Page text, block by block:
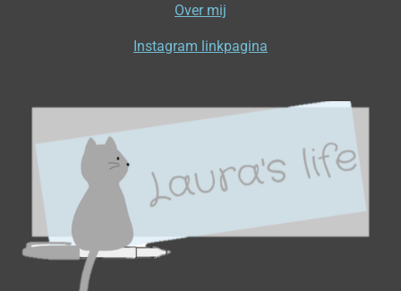
Over mij
Instagram linkpagina